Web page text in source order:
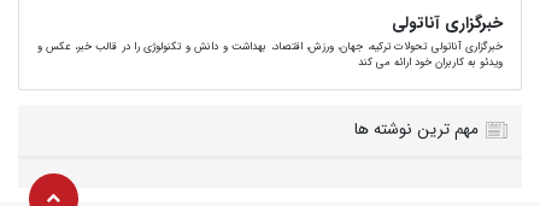
خبرگزاری آناتولی
خبرگزاری آناتولی تحولات ترکیه، جهان، ورزش، اقتصاد، بهداشت و دانش و تکنولوژی را در قالب خبر، عکس و
ویدئو به کاربران خود ارائه می کند
مهم ترین نوشته ها